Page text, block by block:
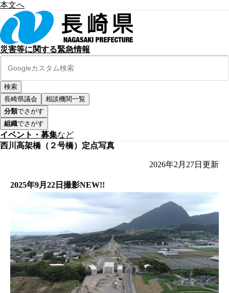
本文へ
災害等に関する緊急情報
長崎県議会
相談機関一覧
分類でさがす
組織でさがす
イベント・募集など
西川高架橋（２号橋）定点写真
2026年2月27日 更新
2025年9月22日撮影NEW!!